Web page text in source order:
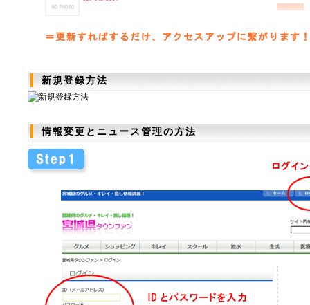
新規登録方法
情報変更とニュース管理の方法